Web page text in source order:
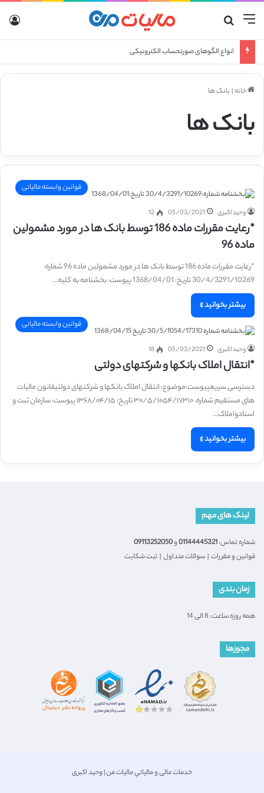
منو
انواع الگوهای صورتحساب الکترونیکی
خانه| بانک ها
بانک ها
قوانین وابسته مالیاتی
وحید اکبری 05/03/2021
12
*رعایت مقررات ماده 186 توسط بانک ها در مورد مشمولین
ماده 96
*رعایت مقررات ماده 186 توسط بانک ها در مورد مشمولین ماده 96 شماره:
30/4/3291/10269 تاریخ: 1368/04/01 پیوست: بخشنامه به کلیه…
بیشتر بخوانید »
قوانین وابسته مالیاتی
وحید اکبری 05/03/2021
18
*انتقال املاک بانکها و شرکتهای دولتی
دسترسی سریعپیوست:موضوع: انتقال املاک بانکها و شرکتهای دولتیقانون مالیات
های مستقیم شماره: ۳۰/۵/۱۰۵۴/۱۷۳۱۰ تاریخ: ۱۳۶۸/۰۴/۱۵ پیوست: سازمان ثبت و
اسنادواملاک…
بیشتر بخوانید »
لینک های مهم
شماره تماس:01144445321و09113252050
قوانین و مقررات | سوالات متداول | ثبت شکایت
زمان بندی
همه روزه ساعت: 8 الی 14
مجوزها
خدمات مالی و مالیاتیِ مالیات من | وحید اکبری